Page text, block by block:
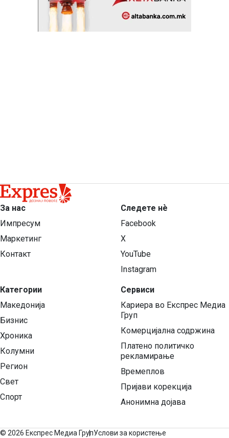
За нас
Импресум
Маркетинг
Контакт
Категории
Македонија
Бизнис
Хроника
Колумни
Регион
Свет
Спорт
Следете нѐ
Facebook
X
YouTube
Instagram
Сервиси
Кариера во Експрес Медиа
Груп
Комерцијална содржина
Платено политичко
рекламирање
Времеплов
Пријави корекција
Анонимна дојава
© 2026 Експрес Медиа ГрупУслови за користење